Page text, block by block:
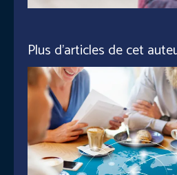
Plus d'articles de cet